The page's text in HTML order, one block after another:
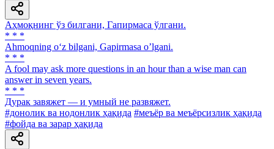
Аҳмоқнинг ўз билгани, Гапирмаса ўлгани.
* * *
Ahmoqning o‘z bilgani, Gapirmasa o’lgani.
* * *
A fool may ask more questions in an hour than a wise man can
answer in seven years.
* * *
Дурак завяжет — и умный не развяжет.
#донолик ва нодонлик ҳақида #меъёр ва меъёрсизлик ҳақида
#фойда ва зарар ҳақида